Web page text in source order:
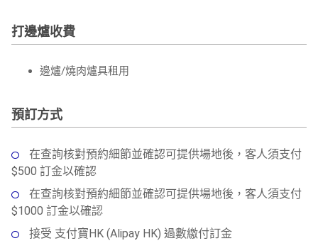
打邊爐收費
邊爐/燒肉爐具租用
預訂方式
在查詢核對預約細節並確認可提供場地後，客人須支付
$500 訂金以確認
在查詢核對預約細節並確認可提供場地後，客人須支付
$1000 訂金以確認
接受 支付寶HK (Alipay HK) 過數繳付訂金